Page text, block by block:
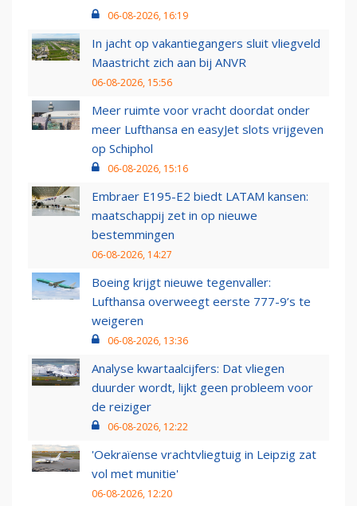
06-08-2026, 16:19
In jacht op vakantiegangers sluit vliegveld
Maastricht zich aan bij ANVR
06-08-2026, 15:56
Meer ruimte voor vracht doordat onder
meer Lufthansa en easyJet slots vrijgeven
op Schiphol
06-08-2026, 15:16
Embraer E195-E2 biedt LATAM kansen:
maatschappij zet in op nieuwe
bestemmingen
06-08-2026, 14:27
Boeing krijgt nieuwe tegenvaller:
Lufthansa overweegt eerste 777-9’s te
weigeren
06-08-2026, 13:36
Analyse kwartaalcijfers: Dat vliegen
duurder wordt, lijkt geen probleem voor
de reiziger
06-08-2026, 12:22
'Oekraïense vrachtvliegtuig in Leipzig zat
vol met munitie'
06-08-2026, 12:20